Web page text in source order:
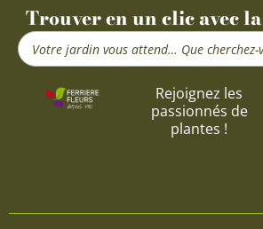
Trouver en un clic avec
Search
...
Rejoignez les
passionnés de
plantes !